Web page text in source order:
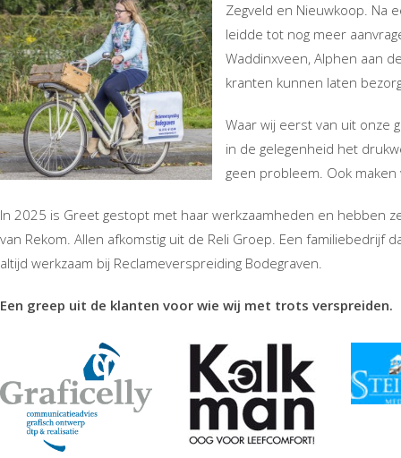
Zegveld en Nieuwkoop. Na
leidde tot nog meer
Waddinxveen, Alphen aan
kranten kunnen laten
Waar wij eerst van uit onze
in de gelegenheid het
geen probleem. Ook
In 2025 is Greet gestopt met haar werkzaamheden en hebben
van Rekom. Allen afkomstig uit de Reli Groep. Een familiebedrijf
altijd werkzaam bij Reclameverspreiding Bodegraven.
Een greep uit de klanten voor wie wij met trots verspreiden.